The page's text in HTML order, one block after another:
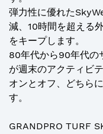
弾力性に優れた
減、10時間を超える
をキープします。
80年代から90年代の
が週末のアクティビ
オンとオフ、どちら
す。
GRANDPRO TURF